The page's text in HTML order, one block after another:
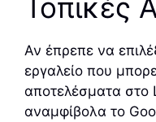
Τοπικές
Αν έπρεπε να
εργαλείο που
αποτελέσματα στο
αναμφίβολα το